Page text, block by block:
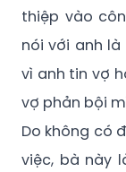
thiệp vào
nói với anh
vì anh tin vợ
vợ phản bội
Do không có
việc, bà này